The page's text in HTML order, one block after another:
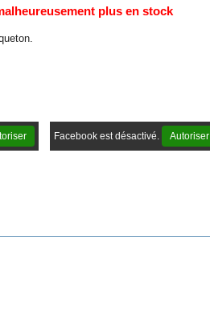
plus en stock
Facebook est désactivé. Autoriser